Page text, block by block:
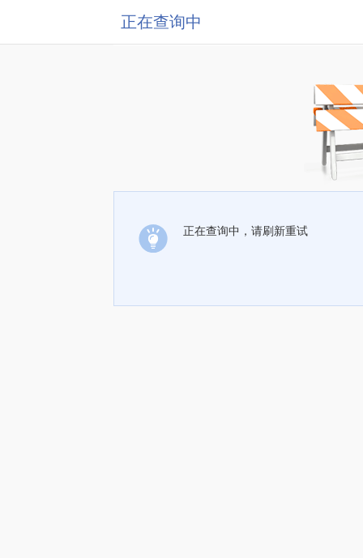
正在查询中
正在查询中，请刷新重试